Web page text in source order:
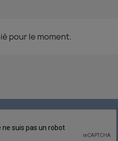
pour le moment.